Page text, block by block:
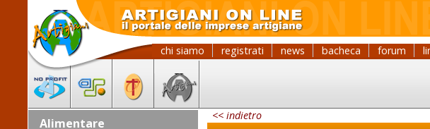
chi siamo registrati news bacheca forum
Alimentare
<< indietro